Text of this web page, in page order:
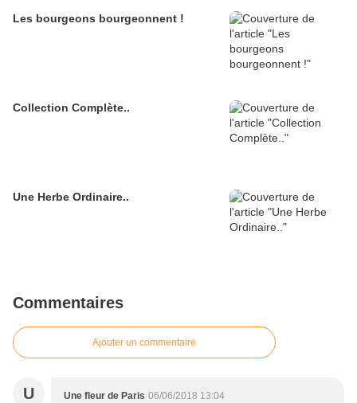
Les bourgeons bourgeonnent !
Collection Complète..
Une Herbe Ordinaire..
Commentaires
Ajouter un commentaire
U Une fleur de Paris 06/06/2018 13:04